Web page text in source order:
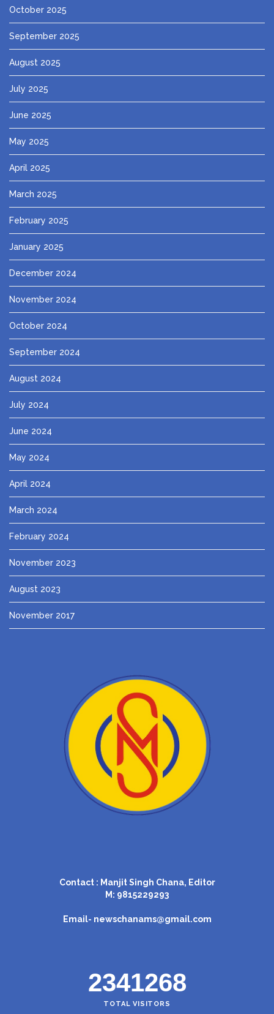
October 2025
September 2025
August 2025
July 2025
June 2025
May 2025
April 2025
March 2025
February 2025
January 2025
December 2024
November 2024
October 2024
September 2024
August 2024
July 2024
June 2024
May 2024
April 2024
March 2024
February 2024
November 2023
August 2023
November 2017
Contact : Manjit Singh Chana, Editor
M: 9815229293
Email- newschanams@gmail.com
2341268
TOTAL VISITORS